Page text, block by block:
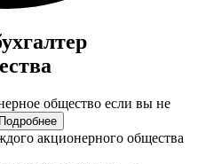
общество если вы не
Подробнее
акционерного общества